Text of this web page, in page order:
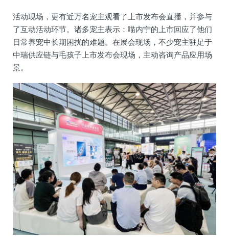
活动现场，更有近万名宠主观看了上市发布会直播，并参与
了互动活动环节。诸多宠主表示：喵内宁的上市回应了他们
日常养宠中长期困扰的难题。在展会现场，不少宠主驻足于
中瑞供应链与毛孩子上市发布会现场，主动咨询产品应用场
景。